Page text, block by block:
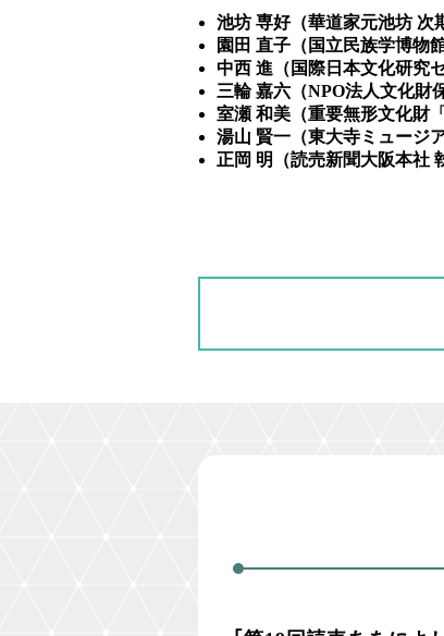
池坊 専好（華道家元池坊 次
園田 直子（国立民族学博物
中西 進（国際日本文化研究
三輪 嘉六（NPO法人文化財
室瀬 和美（重要無形文化財
湯山 賢一（東大寺ミュージ
正岡 明（読売新聞大阪本社